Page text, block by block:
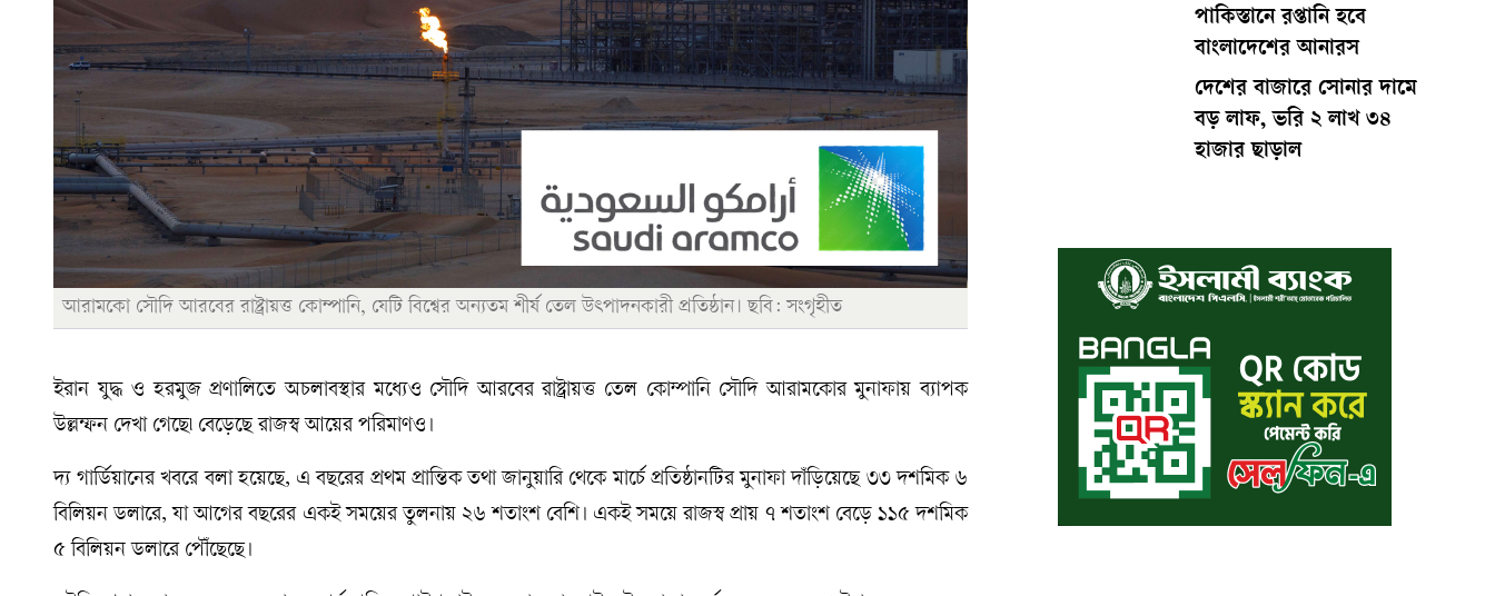
আরামকো সৌদি আরবের রাষ্ট্রায়ত্ত কোম্পানি, যেটি বিশ্বের অন্যতম শীর্ষ তেল উৎপাদনকারী প্রতিষ্ঠান। ছবি: সংগৃহীত
ইরান যুদ্ধ ও হরমুজ প্রণালিতে অচলাবস্থার মধ্যেও সৌদি আরবের রাষ্ট্রায়ত্ত তেল কোম্পানি সৌদি আরামকোর মুনাফায় ব্যাপক
উল্লম্ফন দেখা গেছে৷ বেড়েছে রাজস্ব আয়ের পরিমাণও।
দ্য গার্ডিয়ানের খবরে বলা হয়েছে, এ বছরের প্রথম প্রান্তিক তথা জানুয়ারি থেকে মার্চে প্রতিষ্ঠানটির মুনাফা দাঁড়িয়েছে ৩৩ দশমিক ৬
বিলিয়ন ডলারে, যা আগের বছরের একই সময়ের তুলনায় ২৬ শতাংশ বেশি। একই সময়ে রাজস্ব প্রায় ৭ শতাংশ বেড়ে ১১৫ দশমিক
৫ বিলিয়ন ডলারে পৌঁছেছে।
পাকিস্তানে রপ্তানি হবে
বাংলাদেশের আনারস
দেশের বাজারে সোনার দামে
বড় লাফ, ভরি ২ লাখ ৩৪
হাজার ছাড়াল